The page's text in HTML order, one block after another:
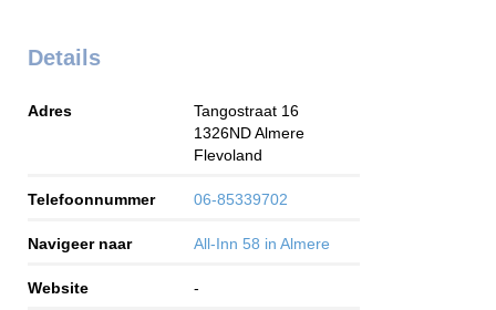
Details
Adres
Tangostraat 16
1326NDAlmere
Flevoland
Telefoonnummer 06-85339702
Navigeer naar All-Inn 58 in Almere
Website -